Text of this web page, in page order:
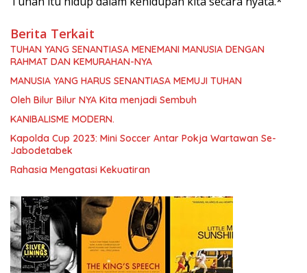
Berita Terkait
TUHAN YANG SENANTIASA MENEMANI MANUSIA DENGAN
RAHMAT DAN KEMURAHAN-NYA
MANUSIA YANG HARUS SENANTIASA MEMUJI TUHAN
Oleh Bilur Bilur NYA Kita menjadi Sembuh
KANIBALISME MODERN.
Kapolda Cup 2023: Mini Soccer Antar Pokja Wartawan Se-
Jabodetabek
Rahasia Mengatasi Kekuatiran